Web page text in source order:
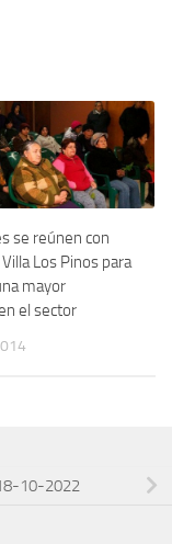
se reúnen con
Los Pinos para
mayor
el sector
10-2022